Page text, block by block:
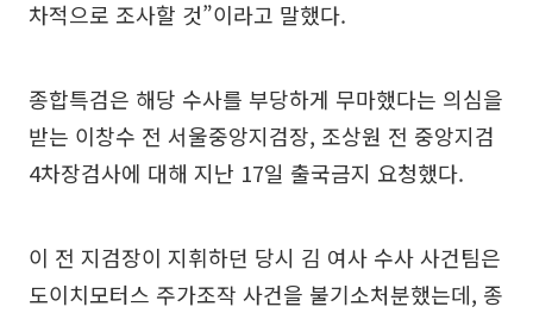
차적으로 조사할 것”이라고 말했다.
종합특검은 해당 수사를 부당하게 무마했다는 의심을
받는 이창수 전 서울중앙지검장, 조상원 전 중앙지검
4차장검사에 대해 지난 17일 출국금지 요청했다.
이 전 지검장이 지휘하던 당시 김 여사 수사 사건팀은
도이치모터스 주가조작 사건을 불기소처분했는데, 종